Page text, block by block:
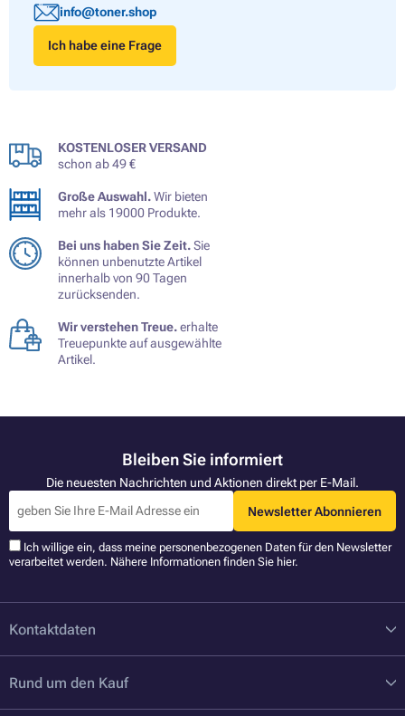
info@toner.shop
Ich habe eine Frage
KOSTENLOSER VERSAND
schon ab 49 €
Große Auswahl.Wir bieten
mehr als 19000 Produkte.
Bei uns haben Sie Zeit.Sie
können unbenutzte Artikel
innerhalb von 90 Tagen
zurücksenden.
Wir verstehen Treue.erhalte
Treuepunkte auf ausgewählte
Artikel.
Bleiben Sie informiert
Die neuesten Nachrichten und Aktionen direkt per E-Mail.
Newsletter Abonnieren
Ich willige ein, dass meine personenbezogenen Daten für den Newsletter
verarbeitet werden. Nähere Informationen finden Sie hier.
Kontaktdaten
Rund um den Kauf